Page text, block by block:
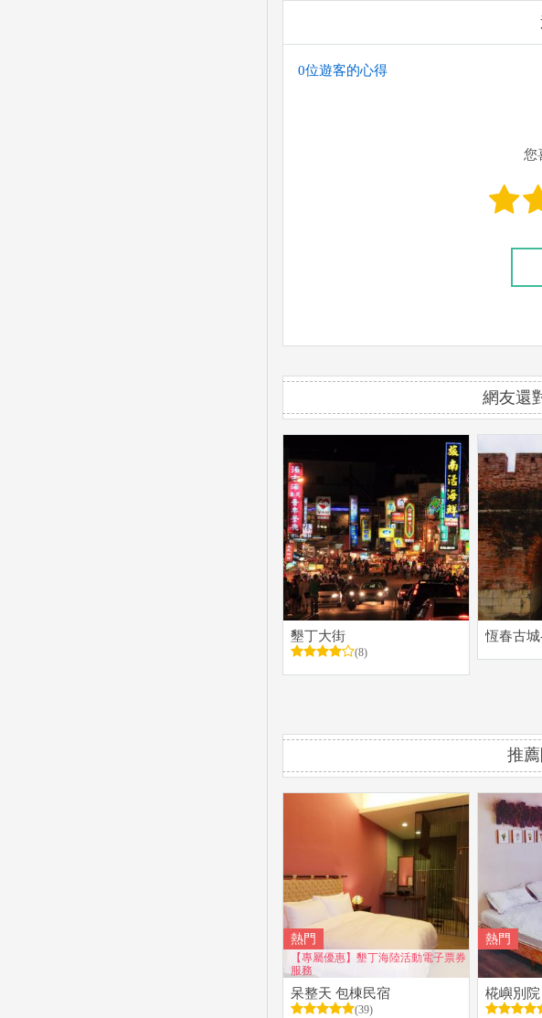
0位遊客的心得
您
網友還
墾丁大街
(8)
恆春古城
推
熱門
【專屬優惠】墾丁海陸活動電子票券
服務
呆整天 包棟民宿
(39)
熱門
椛嶼別院